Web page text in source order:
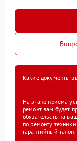
Какие документы
На этапе приема
ремонт вам будет
обязательств на
по ремонту
гарантийный талон.